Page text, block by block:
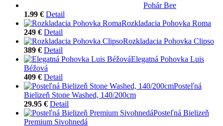
Pohár Bee
1.99 € Detail
Rozkladacia Pohovka Roma
249 € Detail
Rozkladacia Pohovka Clipso
389 € Detail
Elegatná Pohovka Luis
Béžová
409 € Detail
Posteľná
Bielizeň Stone Washed, 140/200cm
29.95 € Detail
Posteľná Bielizeň
Premium Sivohnedá